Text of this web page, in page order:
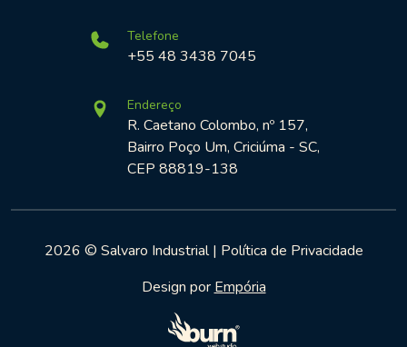
Telefone
+55 48 3438 7045
Endereço
R. Caetano Colombo, nº 157,
Bairro Poço Um, Criciúma - SC,
CEP 88819-138
2026 © Salvaro Industrial | Política de Privacidade
Design por Empória